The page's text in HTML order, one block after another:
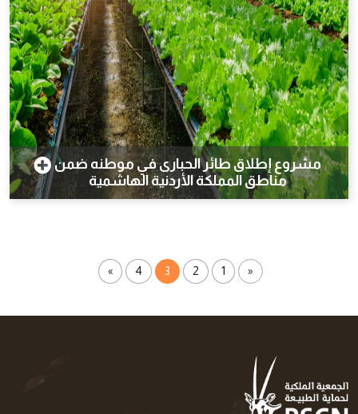
مشروع إطلاق طائر الحبارى في موطنه ضمن
مناطق المملكة الأردنية الهاشمية
«
1
2
3
4
»